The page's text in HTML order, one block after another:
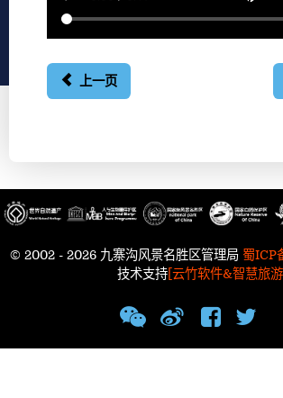
上一页
© 2002 - 2026 九寨沟风景名胜区管理局 蜀ICP
技术支持[云竹软件&智慧旅游]